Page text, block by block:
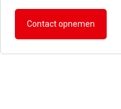
Contact opnemen